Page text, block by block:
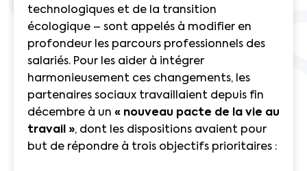
technologiques et de la transition
écologique – sont appelés à modifier en
profondeur les parcours professionnels des
salariés. Pour les aider à intégrer
harmonieusement ces changements, les
partenaires sociaux travaillaient depuis fin
décembre à un « nouveau pacte de la vie au
travail », dont les dispositions avaient pour
but de répondre à trois objectifs prioritaires :